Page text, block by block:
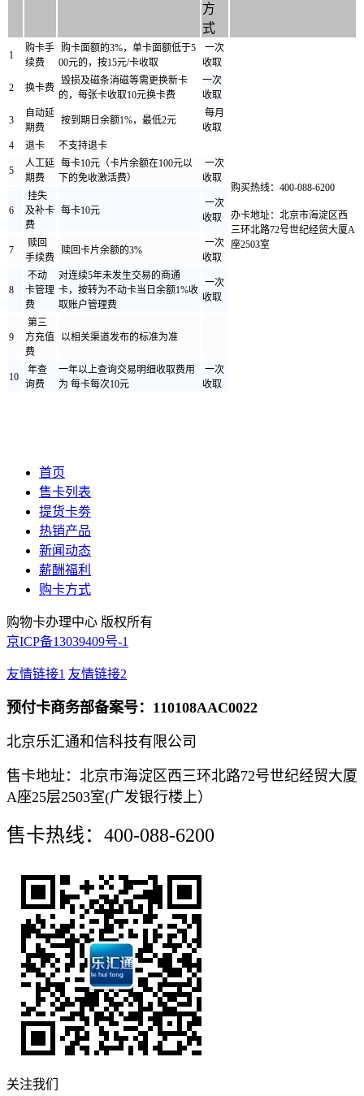
方
式
1
购卡手
续费
购卡面额的3%，单卡面额低于5
00元的，按15元/卡收取
一次
收取
购买热线： 400-088-6200
办卡地址：北京市海淀区西
三环北路72号世纪经贸大厦A
座2503室
2 换卡费
毁损及磁条消磁等需更换新卡
的，每张卡收取10元换卡费
一次
收取
3
自动延
期费
按到期日余额1%，最低2元
每月
收取
4
退卡 不支持退卡
5
人工延
期费
每卡10元（卡片余额在100元以
下的免收激活费）
一次
收取
6
挂失
及补卡
费
每卡10元
一次
收取
7
赎回
手续费
赎回卡片余额的3%
一次
收取
8
不动
卡管理
费
对连续5年未发生交易的商通
卡，按转为不动卡当日余额1%收
取账户管理费
一次
收取
9
第三
方充值
费
以相关渠道发布的标准为准
10
年查
询费
一年以上查询交易明细收取费用
为 每卡每次10元
一次
收取
首页
售卡列表
提货卡劵
热销产品
新闻动态
薪酬福利
购卡方式
购物卡办理中心 版权所有
京ICP备13039409号-1
友情链接1 友情链接2
预付卡商务部备案号：110108AAC0022
北京乐汇通和信科技有限公司
售卡地址：北京市海淀区西三环北路72号世纪经贸大厦
A座25层2503室(广发银行楼上）
售卡热线：400-088-6200
关注我们